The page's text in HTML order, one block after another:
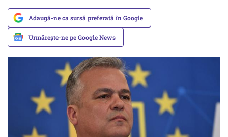
Adaugă-ne ca sursă preferată în Google
Urmărește-ne pe Google News